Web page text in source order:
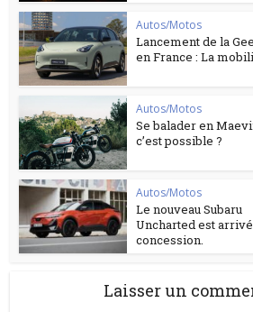
Autos/Motos
Lancement de la
en France : La
Autos/Motos
Se balader en
c’est possible ?
Autos/Motos
Le nouveau Subaru
Uncharted est
concession.
Laisser un